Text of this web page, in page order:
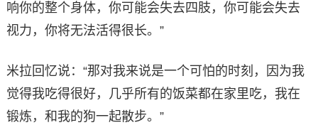
响你的整个身体，你可能会失去四肢，你可能会失去
视力，你将无法活得很长。”
米拉回忆说：“那对我来说是一个可怕的时刻，因为我
觉得我吃得很好，几乎所有的饭菜都在家里吃，我在
锻炼，和我的狗一起散步。”